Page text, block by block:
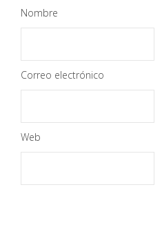
Nombre
Correo electrónico
Web